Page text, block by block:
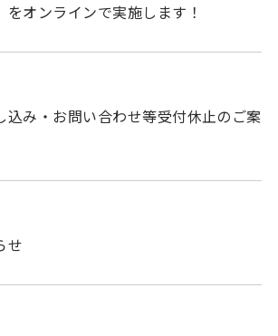
をオンラインで実施します！
込み・お問い合わせ等受付休止のご案
せ